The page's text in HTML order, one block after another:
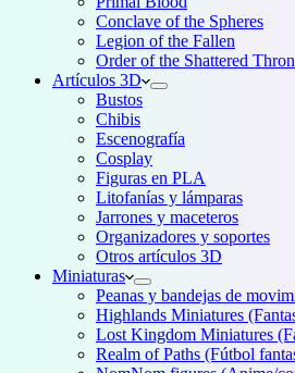
Conclave of the Spheres
Legion of the Fallen
Order of the Shattered
Artículos 3D
Bustos
Chibis
Escenografía
Cosplay
Figuras en PLA
Litofanías y lámparas
Jarrones y maceteros
Organizadores y soportes
Otros artículos 3D
Miniaturas
Peanas y bandejas de
Highlands Miniatures
Lost Kingdom Miniatures
Realm of Paths (Fútbol